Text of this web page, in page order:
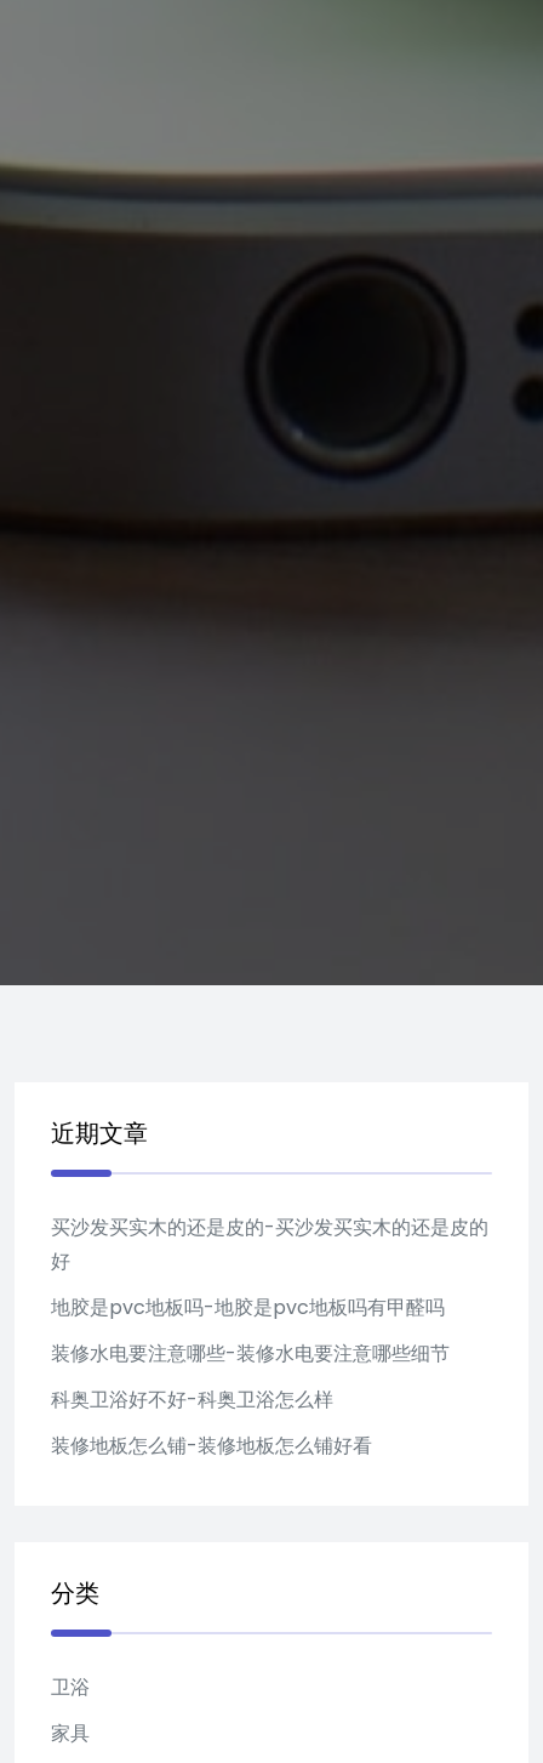
近期文章
买沙发买实木的还是皮的-买沙发买实木的还是皮的
好
地胶是pvc地板吗-地胶是pvc地板吗有甲醛吗
装修水电要注意哪些-装修水电要注意哪些细节
科奥卫浴好不好-科奥卫浴怎么样
装修地板怎么铺-装修地板怎么铺好看
分类
卫浴
家具